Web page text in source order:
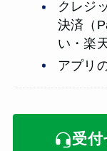
クレジ
決済（
い・楽
アプリ
受